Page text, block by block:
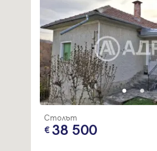
Столът
38 500